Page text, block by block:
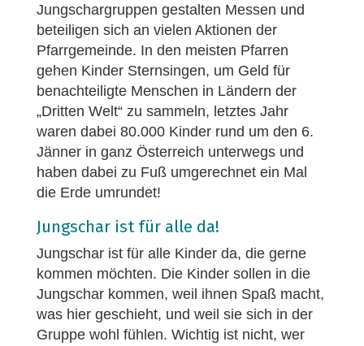
Jungschargruppen gestalten Messen und
beteiligen sich an vielen Aktionen der
Pfarrgemeinde. In den meisten Pfarren
gehen Kinder Sternsingen, um Geld für
benachteiligte Menschen in Ländern der
„Dritten Welt“ zu sammeln, letztes Jahr
waren dabei 80.000 Kinder rund um den 6.
Jänner in ganz Österreich unterwegs und
haben dabei zu Fuß umgerechnet ein Mal
die Erde umrundet!
Jungschar ist für alle da!
Jungschar ist für alle Kinder da, die gerne
kommen möchten. Die Kinder sollen in die
Jungschar kommen, weil ihnen Spaß macht,
was hier geschieht, und weil sie sich in der
Gruppe wohl fühlen. Wichtig ist nicht, wer